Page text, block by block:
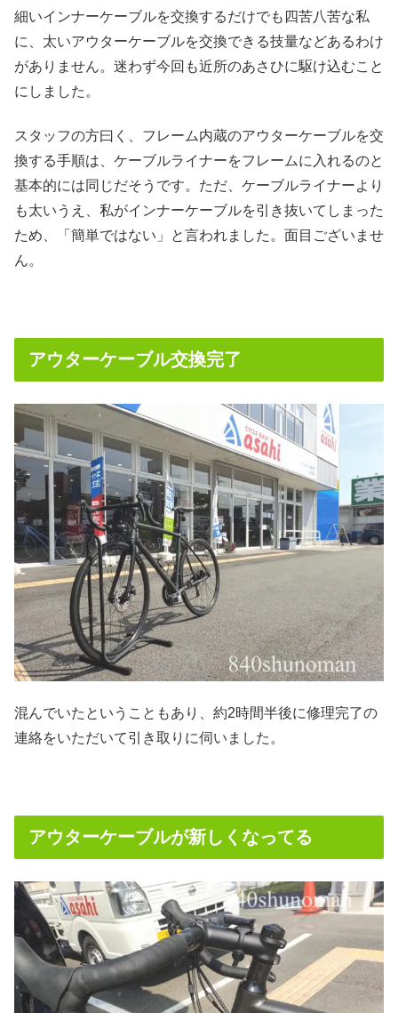
細いインナーケーブルを交換するだけでも四苦八苦な私
に、太いアウターケーブルを交換できる技量などあるわけ
がありません。迷わず今回も近所のあさひに駆け込むこと
にしました。
スタッフの方曰く、フレーム内蔵のアウターケーブルを交
換する手順は、ケーブルライナーをフレームに入れるのと
基本的には同じだそうです。ただ、ケーブルライナーより
も太いうえ、私がインナーケーブルを引き抜いてしまった
ため、「簡単ではない」と言われました。面目ございませ
ん。
アウターケーブル交換完了
混んでいたということもあり、約2時間半後に修理完了の
連絡をいただいて引き取りに伺いました。
アウターケーブルが新しくなってる